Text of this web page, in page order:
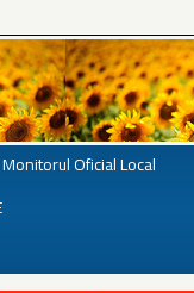
Monitorul Oficial Local